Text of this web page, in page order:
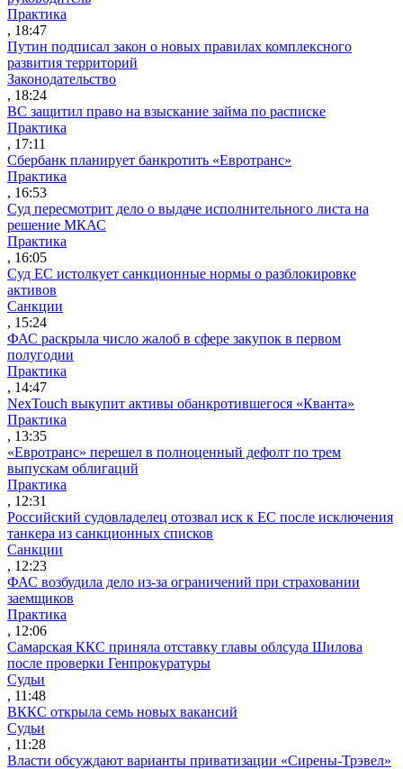
Практика
, 18:47
Путин подписал закон о новых правилах комплексного
развития территорий
Законодательство
, 18:24
ВС защитил право на взыскание займа по расписке
Практика
, 17:11
Сбербанк планирует банкротить «Евротранс»
Практика
, 16:53
Суд пересмотрит дело о выдаче исполнительного листа на
решение МКАС
Практика
, 16:05
Суд ЕС истолкует санкционные нормы о разблокировке
активов
Санкции
, 15:24
ФАС раскрыла число жалоб в сфере закупок в первом
полугодии
Практика
, 14:47
NexTouch выкупит активы обанкротившегося «Кванта»
Практика
, 13:35
«Евротранс» перешел в полноценный дефолт по трем
выпускам облигаций
Практика
, 12:31
Российский судовладелец отозвал иск к ЕС после исключения
танкера из санкционных списков
Санкции
, 12:23
ФАС возбудила дело из-за ограничений при страховании
заемщиков
Практика
, 12:06
Самарская ККС приняла отставку главы облсуда Шилова
после проверки Генпрокуратуры
Судьи
, 11:48
ВККС открыла семь новых вакансий
Судьи
, 11:28
Власти обсуждают варианты приватизации «Сирены-Трэвел»